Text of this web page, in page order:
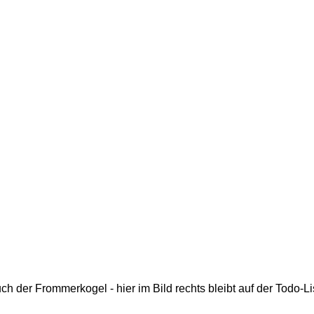
der Frommerkogel - hier im Bild rechts bleibt auf der Todo-